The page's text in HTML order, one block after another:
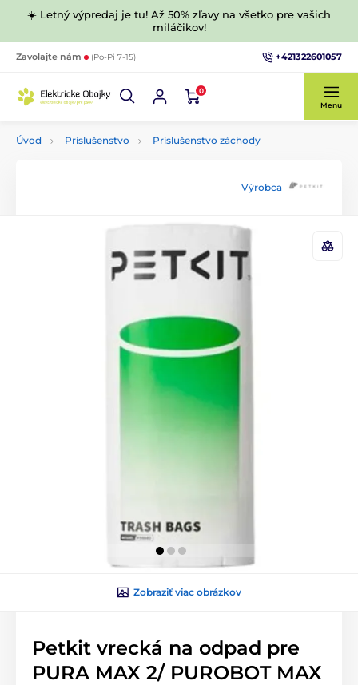
☀️ Letný výpredaj je tu! Až 50% zľavy na všetko pre vašich
miláčikov!
Zavolajte nám (Po-Pi 7-15) +421322601057
0
Menu
Úvod Príslušenstvo Príslušenstvo záchody
Výrobca
Zobraziť viac obrázkov
Petkit vrecká na odpad pre
PURA MAX 2/ PUROBOT MAX